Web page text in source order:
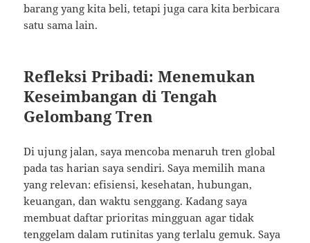
barang yang kita beli, tetapi juga cara kita berbicara
satu sama lain.
Refleksi Pribadi: Menemukan
Keseimbangan di Tengah
Gelombang Tren
Di ujung jalan, saya mencoba menaruh tren global
pada tas harian saya sendiri. Saya memilih mana
yang relevan: efisiensi, kesehatan, hubungan,
keuangan, dan waktu senggang. Kadang saya
membuat daftar prioritas mingguan agar tidak
tenggelam dalam rutinitas yang terlalu gemuk. Saya